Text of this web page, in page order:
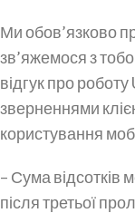
Ми обов’язково
зв’яжемося з
відгук про
зверненнями
користування
– Сума відсотків
після третьої